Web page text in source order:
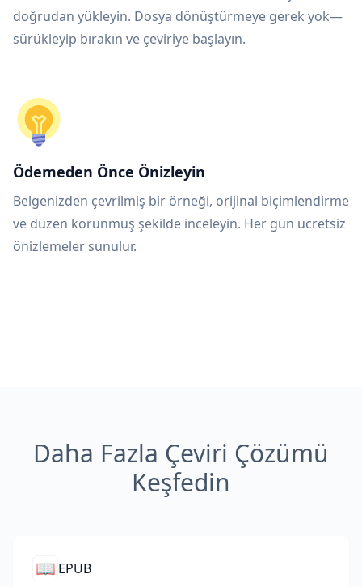
doğrudan yükleyin. Dosya dönüştürmeye gerek yok—
sürükleyip bırakın ve çeviriye başlayın.
Ödemeden Önce Önizleyin
Belgenizden çevrilmiş bir örneği, orijinal biçimlendirme
ve düzen korunmuş şekilde inceleyin. Her gün ücretsiz
önizlemeler sunulur.
Daha Fazla Çeviri Çözümü
Keşfedin
📖 EPUB